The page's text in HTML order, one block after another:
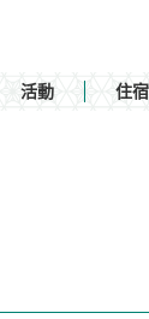
活動 住宿